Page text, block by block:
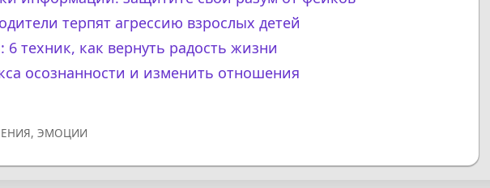
терпят агрессию взрослых детей
6 техник, как вернуть радость жизни
осознанности и изменить отношения
,ЭМОЦИИ